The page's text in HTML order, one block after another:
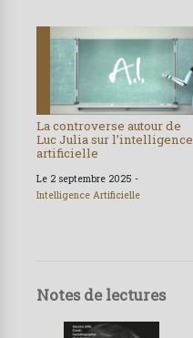
La controverse autour de
Luc Julia sur l’intelligence
artificielle
Le 2 septembre 2025 -
Intelligence Artificielle
Notes de lectures